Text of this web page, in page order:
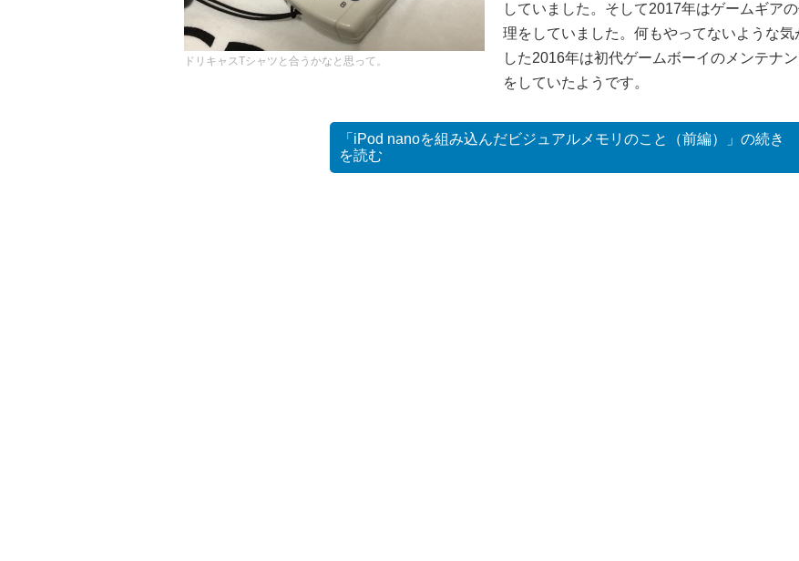
ドリキャスTシャツと合うかなと思って。
していました。そして2017年はゲームギア
理をしていました。何もやってないような気
した2016年は初代ゲームボーイのメンテナ
をしていたようです。
「iPod nanoを組み込んだビジュアルメモリのこと（前編）」の続き
を読む